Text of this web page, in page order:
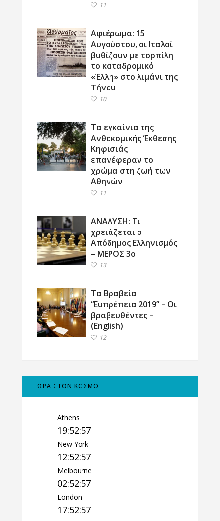
11
Αφιέρωμα: 15
Αυγούστου, οι Ιταλοί
βυθίζουν με τορπίλη
το καταδρομικό
«Έλλη» στο λιμάνι της
Τήνου
10
Τα εγκαίνια της
Ανθοκομικής Έκθεσης
Κηφισιάς
επανέφεραν το
χρώμα στη ζωή των
Αθηνών
11
ΑΝΑΛΥΣΗ: Τι
χρειάζεται ο
Απόδημος Ελληνισμός
– ΜΕΡΟΣ 3ο
13
Τα Βραβεία
“Ευπρέπεια 2019” – Οι
βραβευθέντες –
(English)
12
ΩΡΑ ΣΤΟΝ ΚΟΣΜΟ
Athens
19:52:58
New York
12:52:58
Melbourne
02:52:58
London
17:52:58